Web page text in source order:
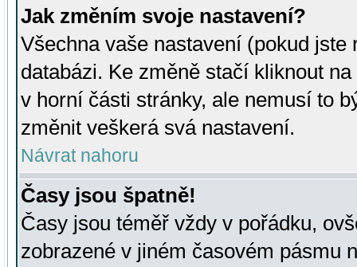
Jak změním svoje nastavení?
Všechna vaše nastavení (pokud
databázi. Ke změně stačí kliknout
v horní části stránky, ale nemusí to
změnit veškerá svá nastavení.
Návrat nahoru
Časy jsou špatně!
Časy jsou téměř vždy v pořádku,
zobrazené v jiném časovém pásmu